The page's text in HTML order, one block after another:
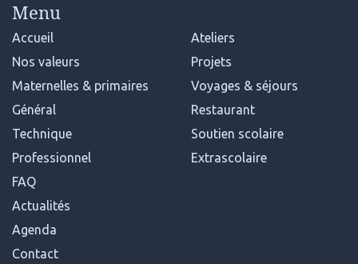
Menu
Accueil
Nos valeurs
Maternelles & primaires
Général
Technique
Professionnel
FAQ
Actualités
Agenda
Contact
Ateliers
Projets
Voyages & séjours
Restaurant
Soutien scolaire
Extrascolaire